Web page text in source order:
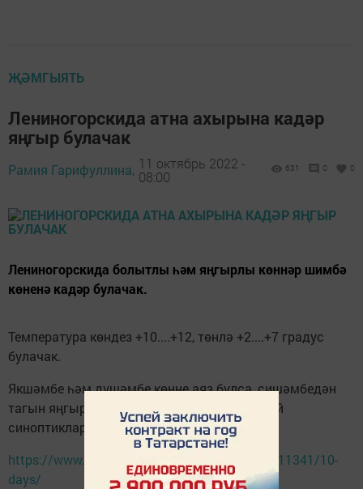
ҖӘМГЫЯТЬ
Лениногорскида атна ахырына кадәр
яңгыр булачак
Рамия Гарифуллина, 11 октябрь 2022 -
08:00
631 0 0
Лениногорскида болытлы һәм яңгырлы көннәр шимбә
көненә кадәр булачак.
Температура көндез +10....+12, төнлә +2....+7 градус
булачак.
Якшәмбе һәм дүшәмбе көнне аяз булса, сишәмбедән
тагын яңгырлы атна булачак, дип фаразлый
синоптиклар.
https://www.gismeteo.ru/weather-leninogorsk-11341/10-
days/